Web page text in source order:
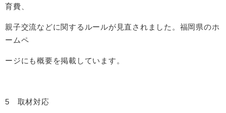
育費、
親子交流などに関するルールが見直されました。福岡県のホ
ームペ
ージにも概要を掲載しています。
5 取材対応